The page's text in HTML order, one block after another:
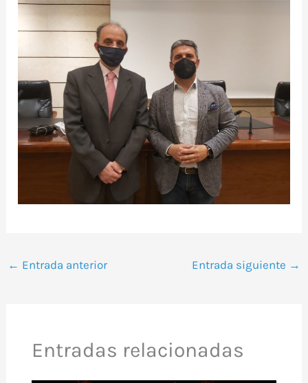
← Entrada anterior Entrada siguiente →
Entradas relacionadas